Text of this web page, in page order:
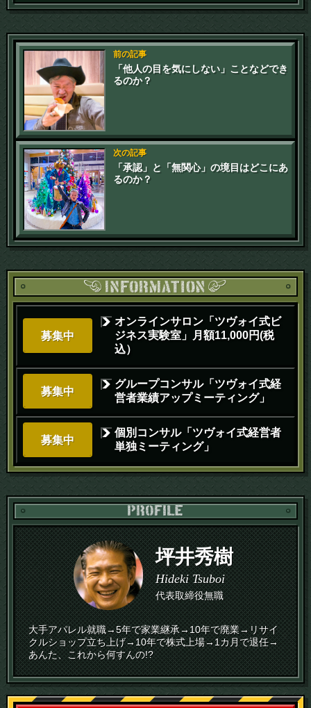
前の記事
「他人の目を気にしない」ことなどでき
るのか？
次の記事
「承認」と「無関心」の境目はどこにあ
るのか？
募集中
オンラインサロン「ツヴォイ式ビ
ジネス実験室」月額11,000円(税
込）
募集中
グループコンサル「ツヴォイ式経
営者業績アップミーティング」
募集中
個別コンサル「ツヴォイ式経営者
単独ミーティング」
坪井秀樹
Hideki Tsuboi
代表取締役無職
大手アパレル就職→5年で家業継承→10年で廃業→リサイ
クルショップ立ち上げ→10年で株式上場→1カ月で退任→
あんた、これから何すんの!?